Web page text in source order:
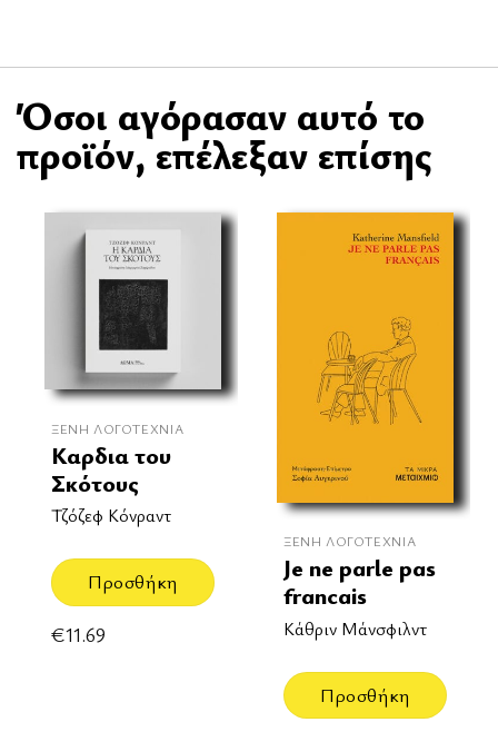
Όσοι αγόρασαν αυτό το
προϊόν, επέλεξαν επίσης
ΞΈΝΗ ΛΟΓΟΤΕΧΝΊΑ
Καρδια του
Σκότους
Τζόζεφ Κόνραντ
Προσθήκη
€11.69
ΞΈΝΗ ΛΟΓΟΤΕΧΝΊΑ
Je ne parle pas
francais
Κάθριν Μάνσφιλντ
Προσθήκη